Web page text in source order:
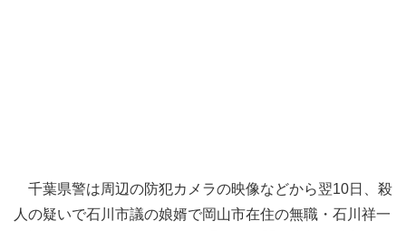
千葉県警は周辺の防犯カメラの映像などから翌10日、殺
人の疑いで石川市議の娘婿で岡山市在住の無職・石川祥一